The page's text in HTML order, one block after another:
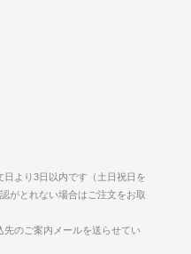
より3日以内です（土日祝日を
がとれない場合はご注文をお取
のご案内メールを送らせてい